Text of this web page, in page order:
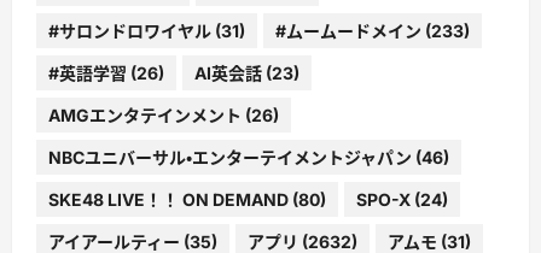
#サロンドロワイヤル (31) #ムームードメイン (233)
#英語学習 (26) AI英会話 (23)
AMGエンタテインメント (26)
NBCユニバーサル・エンターテイメントジャパン (46)
SKE48 LIVE！！ ON DEMAND (80) SPO-X (24)
アイアールティー (35) アプリ (2632) アムモ (31)